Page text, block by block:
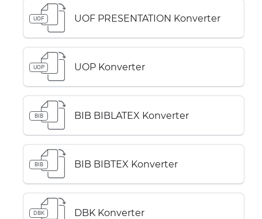
UOF UOF PRESENTATION Konverter
UOP UOP Konverter
BIB BIB BIBLATEX Konverter
BIB BIB BIBTEX Konverter
DBK DBK Konverter